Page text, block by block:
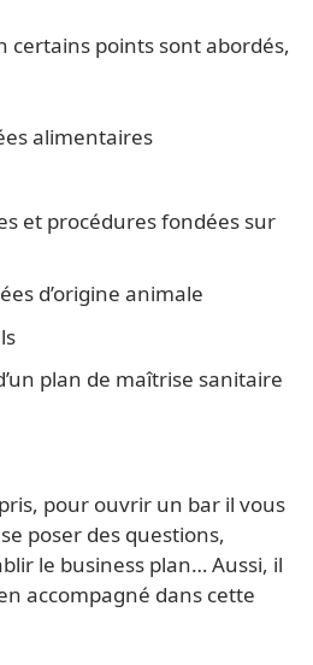
points sont abordés,
alimentaires
et procédures fondées sur
d’origine animale
plan de maîtrise sanitaire
pour ouvrir un bar il vous
poser des questions,
le business plan… Aussi, il
accompagné dans cette